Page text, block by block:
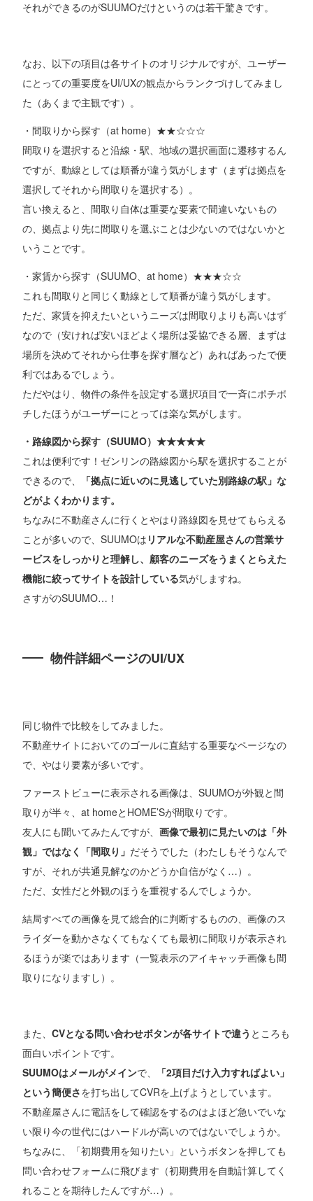
それができるのがSUUMOだけというのは若干驚きです。
なお、以下の項目は各サイトのオリジナルですが、ユーザー
にとっての重要度をUI/UXの観点からランクづけしてみまし
た（あくまで主観です）。
・間取りから探す（at home）★★☆☆☆
間取りを選択すると沿線・駅、地域の選択画面に遷移するん
ですが、動線としては順番が違う気がします（まずは拠点を
選択してそれから間取りを選択する）。
言い換えると、間取り自体は重要な要素で間違いないもの
の、拠点より先に間取りを選ぶことは少ないのではないかと
いうことです。
・家賃から探す（SUUMO、at home）★★★☆☆
これも間取りと同じく動線として順番が違う気がします。
ただ、家賃を抑えたいというニーズは間取りよりも高いはず
なので（安ければ安いほどよく場所は妥協できる層、まずは
場所を決めてそれから仕事を探す層など）あればあったで便
利ではあるでしょう。
ただやはり、物件の条件を設定する選択項目で一斉にポチポ
チしたほうがユーザーにとっては楽な気がします。
・路線図から探す（SUUMO）★★★★★
これは便利です！ゼンリンの路線図から駅を選択することが
できるので、
「拠点に近いのに見逃していた別路線の駅」な
どがよくわかります。
ちなみに不動産さんに行くとやはり路線図を見せてもらえる
ことが多いので、SUUMOは リアルな不動産屋さんの営業サ
ービスをしっかりと理解し、顧客のニーズをうまくとらえた
機能に絞ってサイトを設計している気がしますね。
さすがのSUUMO…！
物件詳細ページのUI/UX
同じ物件で比較をしてみました。
不動産サイトにおいてのゴールに直結する重要なページなの
で、やはり要素が多いです。
ファーストビューに表示される画像は、SUUMOが外観と間
取りが半々、at homeとHOME’Sが間取りです。
友人にも聞いてみたんですが、 画像で最初に見たいのは「外
観」ではなく「間取り」 だそうでした（わたしもそうなんで
すが、それが共通見解なのかどうか自信がなく…）。
ただ、女性だと外観のほうを重視するんでしょうか。
結局すべての画像を見て総合的に判断するものの、画像のス
ライダーを動かさなくてもなくても最初に間取りが表示され
るほうが楽ではあります（一覧表示のアイキャッチ画像も間
取りになりますし）。
また、 CVとなる問い合わせボタンが各サイトで違う ところも
面白いポイントです。
SUUMOはメールがメインで、
「2項目だけ入力すればよい」
という簡便さを打ち出してCVRを上げようとしています。
不動産屋さんに電話をして確認をするのはよほど急いでいな
い限り今の世代にはハードルが高いのではないでしょうか。
ちなみに、「初期費用を知りたい」というボタンを押しても
問い合わせフォームに飛びます（初期費用を自動計算してく
れることを期待したんですが…）。